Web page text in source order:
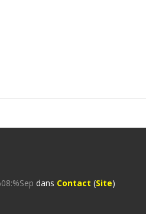
dans Contact (Site)